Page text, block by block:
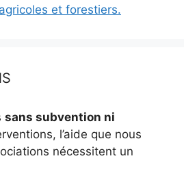
et forestiers.
sans subvention ni
l’aide que nous
nécessitent un